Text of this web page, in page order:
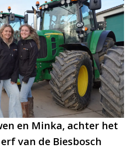
en Minka, achter het
van de Biesbosch